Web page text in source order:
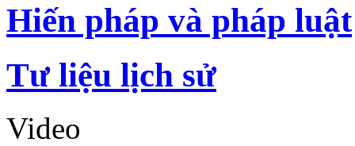
Hiến pháp và pháp luật
Tư liệu lịch sử
Video